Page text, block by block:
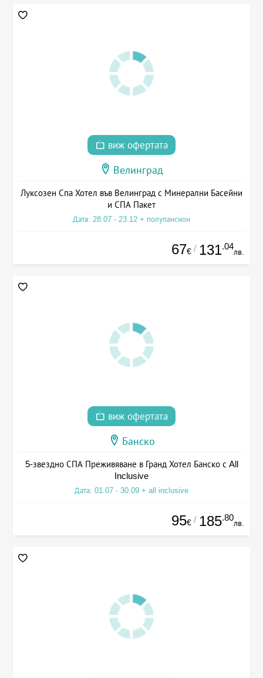
виж офертата
Велинград
Луксозен Спа Хотел във Велинград с Минерални Басейни
и СПА Пакет
Дата: 28.07 - 23.12 + полупансион
67€ / 131.04
лв.
виж офертата
Банско
5-звездно СПА Преживяване в Гранд Хотел Банско с All
Inclusive
Дата: 01.07 - 30.09 + all inclusive
95€ / 185.80
лв.